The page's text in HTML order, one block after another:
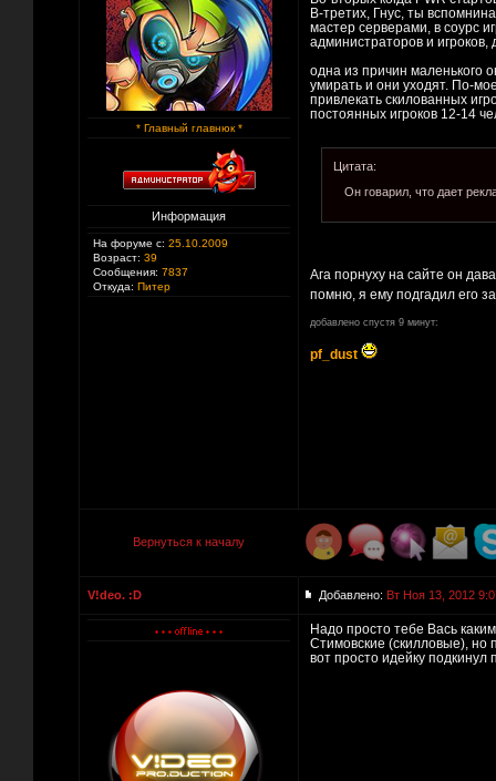
* Главный главнюк *
Информация
На форуме с: 25.10.2009
Возраст: 39
Сообщения: 7837
Откуда: Питер
В-третих, Гнус, ты
мастер серверами, в соурс
администраторов и игроков,
одна из причин маленького
умирать и они уходят. По-
привлекать скилованных
постоянных игроков 12-14
Цитата:
Он говарил, что дает
Ага порнуху на сайте он
помню, я ему подгадил его
добавлено спустя 9 минут:
pf_dust
Вернуться к началу
V!deo. :D Добавлено: Вт Ноя 13, 2012
Надо просто тебе Вась
Стимовские (скилловые), но
вот просто идейку